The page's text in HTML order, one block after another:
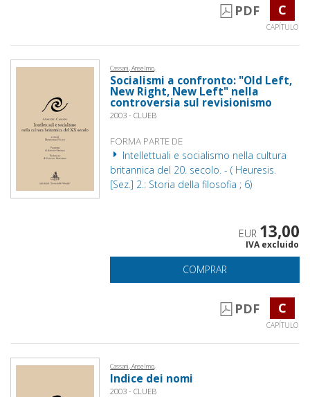
PDF C
CAPÍTULO
Cassani, Anselmo,
Socialismi a confronto: "Old Left,
New Right, New Left" nella
controversia sul revisionismo
2003 - CLUEB
FORMA PARTE DE
Intellettuali e socialismo nella cultura
britannica del 20. secolo. - ( Heuresis.
[Sez.] 2.: Storia della filosofia ; 6)
EUR 13,00
IVA excluido
COMPRAR
PDF C
CAPÍTULO
Cassani, Anselmo,
Indice dei nomi
2003 - CLUEB